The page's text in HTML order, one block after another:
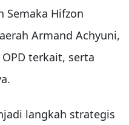
Semaka Hifzon
Armand Achyuni,
terkait, serta
langkah strategis